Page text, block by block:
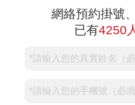
網絡預約掛號
已有4250